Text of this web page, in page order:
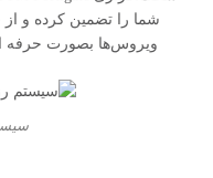
شما را تضمین کرده و از
ویروس‌ها بصورت حرفه